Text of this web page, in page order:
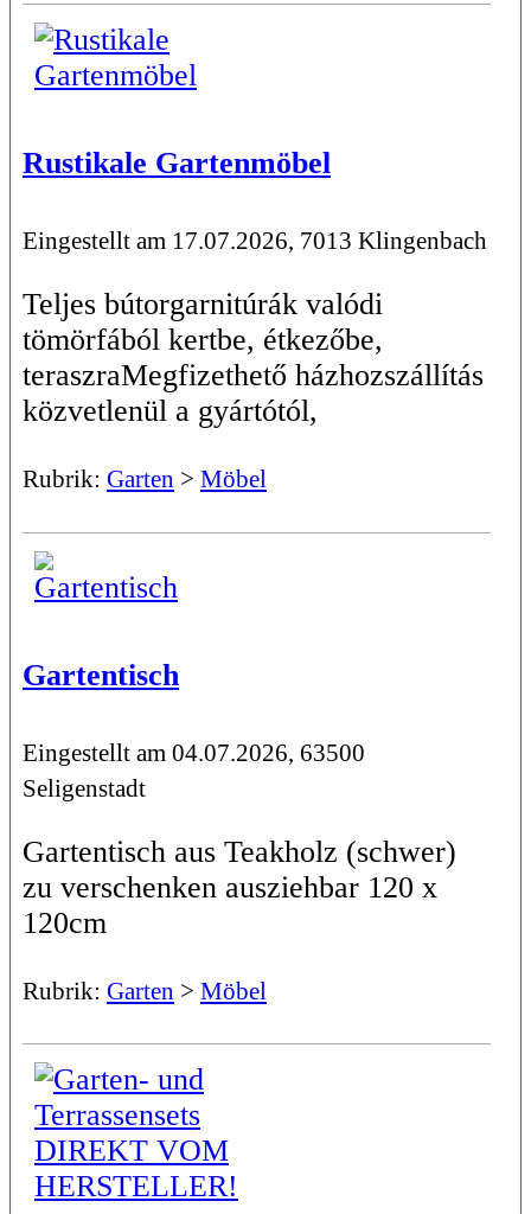
Rustikale Gartenmöbel
Eingestellt am 17.07.2026, 7013 Klingenbach
Teljes bútorgarnitúrák valódi
tömörfából kertbe, étkezőbe,
teraszraMegfizethető házhozszállítás
közvetlenül a gyártótól,
Rubrik: Garten > Möbel
Gartentisch
Eingestellt am 04.07.2026, 63500
Seligenstadt
Gartentisch aus Teakholz (schwer)
zu verschenken ausziehbar 120 x
120cm
Rubrik: Garten > Möbel